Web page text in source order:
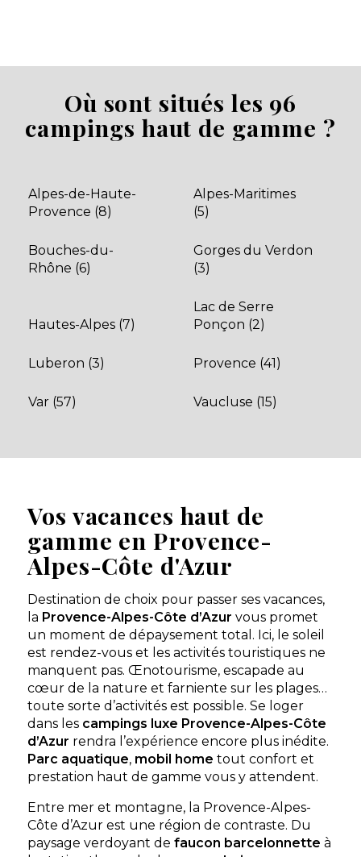
Vos vacances haut de
gamme en Provence-
Alpes-Côte d'Azur
Destination de choix pour passer ses vacances,
la Provence-Alpes-Côte d’Azur vous promet
un moment de dépaysement total. Ici, le soleil
est rendez-vous et les activités touristiques ne
manquent pas. Œnotourisme, escapade au
cœur de la nature et farniente sur les plages…
toute sorte d’activités est possible. Se loger
dans les campings luxe Provence-Alpes-Côte
d’Azur rendra l’expérience encore plus inédite.
Parc aquatique, mobil home tout confort et
prestation haut de gamme vous y attendent.
Entre mer et montagne, la Provence-Alpes-
Côte d’Azur est une région de contraste. Du
paysage verdoyant defaucon barcelonnetteà
Afficher les détails
Découvrir
Venez passer vos vacances en famille ou entre amis
Proche du village de Bormes-les-
Afficher les détails
Découvrir
Appartement Ohio
1 chambre - 2
personnes - 40 m²
À partir de
/
7 nuits
Découvrir ce
locatif
Appartement Oregon
1 chambre - 4
personnes - 40 m²
À partir de319.20 €/
7 nuits
Découvrir ce
locatif
Où sont situés les 96
campings haut de gamme ?
Alpes-de-Haute-
Provence (8)
Alpes-Maritimes
(5)
Bouches-du-
Rhône (6)
Gorges du Verdon
(3)
Hautes-Alpes (7)
Lac de Serre
Ponçon (2)
Luberon (3) Provence (41)
Var (57) Vaucluse (15)